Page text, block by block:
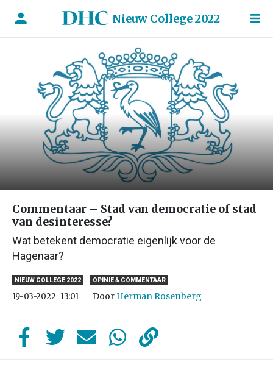
Nieuw College 2022
Commentaar – Stad van democratie of stad
van desinteresse?
Wat betekent democratie eigenlijk voor de
Hagenaar?
NIEUW COLLEGE 2022 OPINIE & COMMENTAAR
19-03-2022 13:01 Door Herman Rosenberg